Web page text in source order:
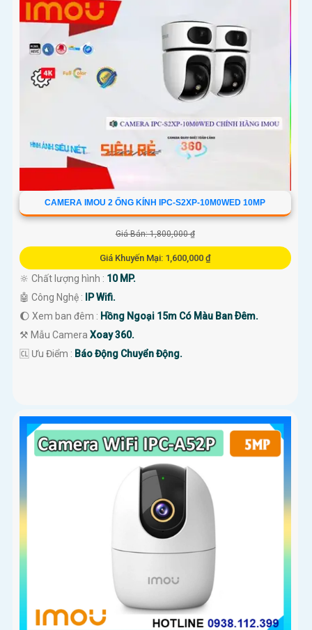
CAMERA IMOU 2 ỐNG KÍNH IPC-S2XP-10M0WED 10MP
Giá Bán: 1,800,000 ₫
Giá Khuyến Mại: 1,600,000 ₫
🔆 Chất lượng hình : 10 MP.
🤖️ Công Nghệ :
IP Wifi.
🌔 Xem ban đêm : Hồng Ngoại 15m Có Màu Ban Ðêm.
⚒ Mẫu Camera Xoay 360.
️🆑 Ưu Điểm : Báo Động Chuyển Động.